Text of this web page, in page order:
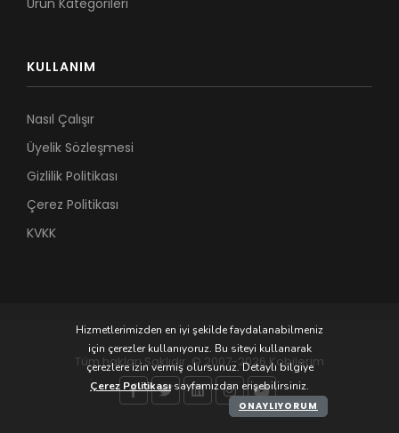
Ürün Kategorileri
KULLANIM
Nasıl Çalışır
Üyelik Sözleşmesi
Gizlilik Politikası
Çerez Politikası
KVKK
Tüm hakları Saklıdır. © 2007-2026 Kobilerim
Hizmetlerimizden en iyi şekilde faydalanabilmeniz
için çerezler kullanıyoruz. Bu siteyi kullanarak
çerezlere izin vermiş olursunuz. Detaylı bilgiye
Çerez Politikasısayfamızdan erişebilirsiniz.
ONAYLIYORUM